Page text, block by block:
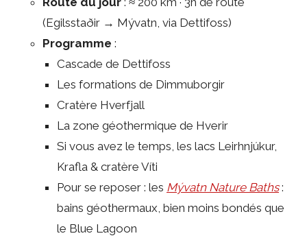
(Egilsstaðir → Mývatn, via Dettifoss)
Programme :
Cascade de Dettifoss
Les formations de Dimmuborgir
Cratère Hverfjall
La zone géothermique de Hverir
Si vous avez le temps, les lacs Leirhnjúkur,
Krafla & cratère Víti
Pour se reposer : les Mývatn Nature Baths:
bains géothermaux, bien moins bondés que
le Blue Lagoon